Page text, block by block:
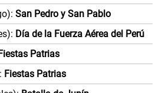
San Pedro y San Pablo
Día de la Fuerza Aérea del Perú
Patrias
Fiestas Patrias